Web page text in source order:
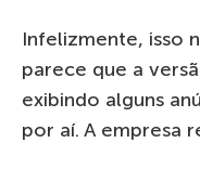
Infelizmente, isso
parece que a
exibindo alguns
por aí. A empresa